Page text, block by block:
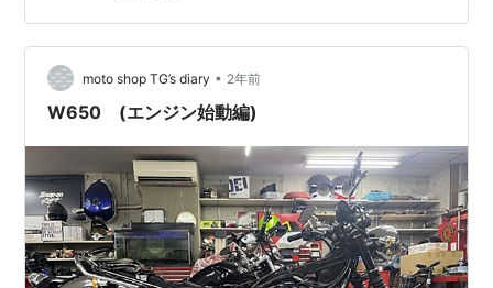
moto shop TG’s diary • 2年前
W650 (エンジン始動編)